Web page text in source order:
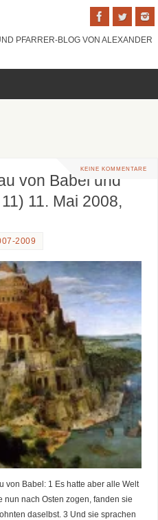
PFARRER-BLOG VON ALEXANDER
KEINE KOMMENTARE
von Babel und
11. Mai 2008,
2009
von Babel: 1 Es hatte aber alle Welt
nun nach Osten zogen, fanden sie
daselbst. 3 Und sie sprachen